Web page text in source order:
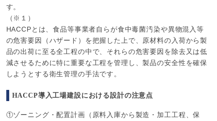
す。
（※１）
HACCPとは、食品等事業者自らが食中毒菌汚染や異物混入等
の危害要因（ハザード）を把握した上で、原材料の入荷から製
品の出荷に至る全工程の中で、それらの危害要因を除去又は低
減させるために特に重要な工程を管理し、製品の安全性を確保
しようとする衛生管理の手法です。
HACCP導入工場建設における設計の注意点
①ゾーニング・配置計画（原料入庫から製造・加工工程、保